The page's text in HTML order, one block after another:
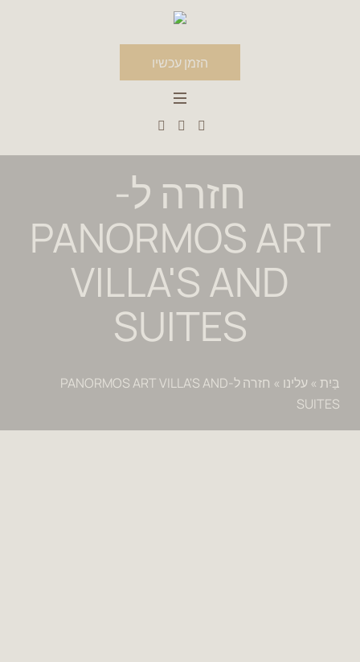
הזמן עכשיו
חזרה ל-
PANORMOS ART
VILLA'S AND
SUITES
בַּיִת »עלינו »
חזרה ל-PANORMOS ART VILLA'S AND
SUITES